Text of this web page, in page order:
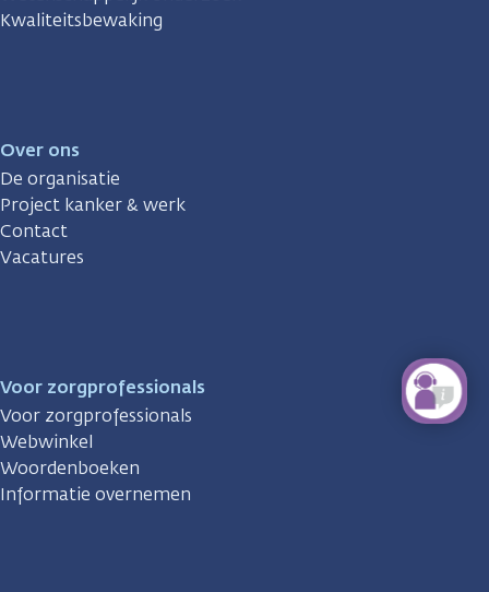
Kwaliteitsbewaking
Over ons
De organisatie
Project kanker & werk
Contact
Vacatures
Voor zorgprofessionals
Voor zorgprofessionals
Webwinkel
Woordenboeken
Informatie overnemen